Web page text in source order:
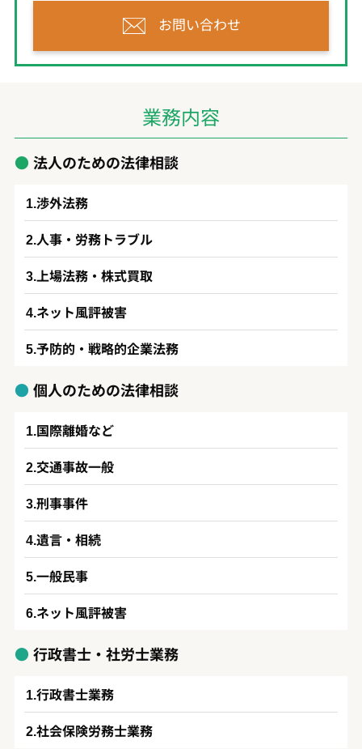
お問い合わせ
業務内容
法人のための法律相談
渉外法務
人事・労務トラブル
上場法務・株式買取
ネット風評被害
予防的・戦略的企業法務
個人のための法律相談
国際離婚など
交通事故一般
刑事事件
遺言・相続
一般民事
ネット風評被害
行政書士・社労士業務
行政書士業務
社会保険労務士業務